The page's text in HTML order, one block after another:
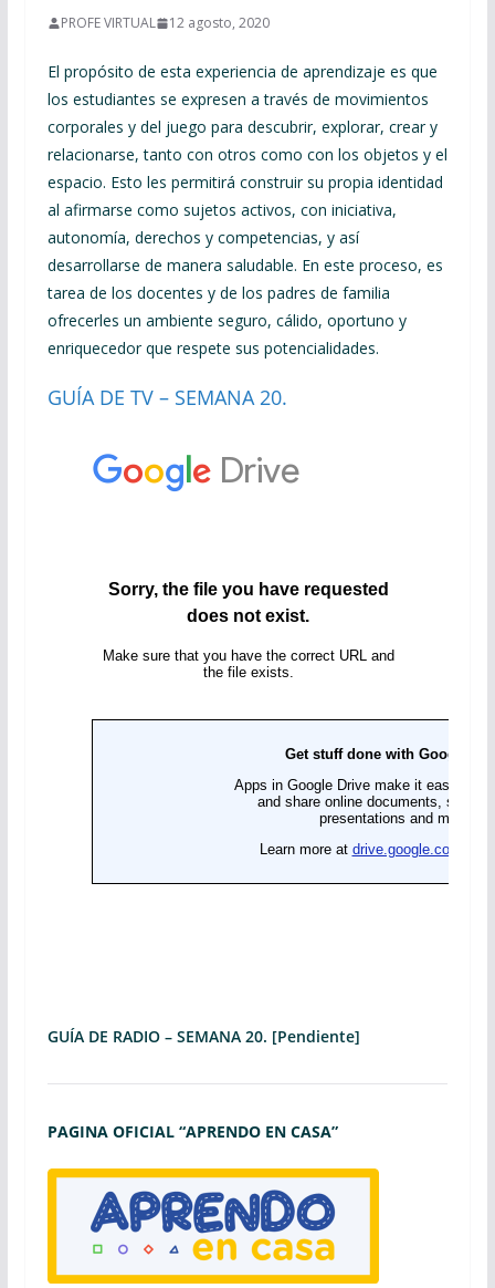
PROFE VIRTUAL 12 agosto, 2020
El propósito de esta experiencia de aprendizaje es que
los estudiantes se expresen a través de movimientos
corporales y del juego para descubrir, explorar, crear y
relacionarse, tanto con otros como con los objetos y el
espacio. Esto les permitirá construir su propia identidad
al afirmarse como sujetos activos, con iniciativa,
autonomía, derechos y competencias, y así
desarrollarse de manera saludable. En este proceso, es
tarea de los docentes y de los padres de familia
ofrecerles un ambiente seguro, cálido, oportuno y
enriquecedor que respete sus potencialidades.
GUÍA DE TV – SEMANA 20.
GUÍA DE RADIO – SEMANA 20. [Pendiente]
PAGINA OFICIAL “APRENDO EN CASA”